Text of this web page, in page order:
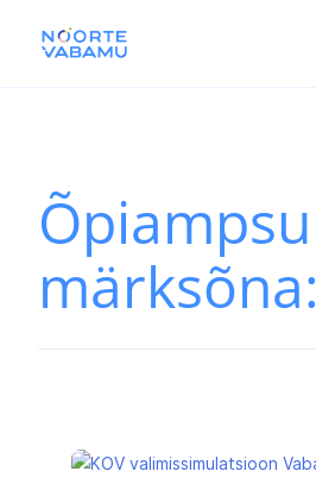
Õpiampsu
märksõna: